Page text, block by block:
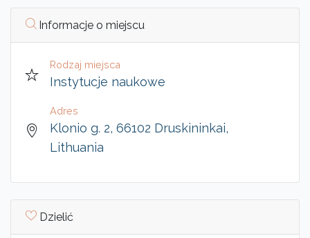
Informacje o miejscu
Rodzaj miejsca
Instytucje naukowe
Adres
Klonio g. 2, 66102 Druskininkai,
Lithuania
Dzielić